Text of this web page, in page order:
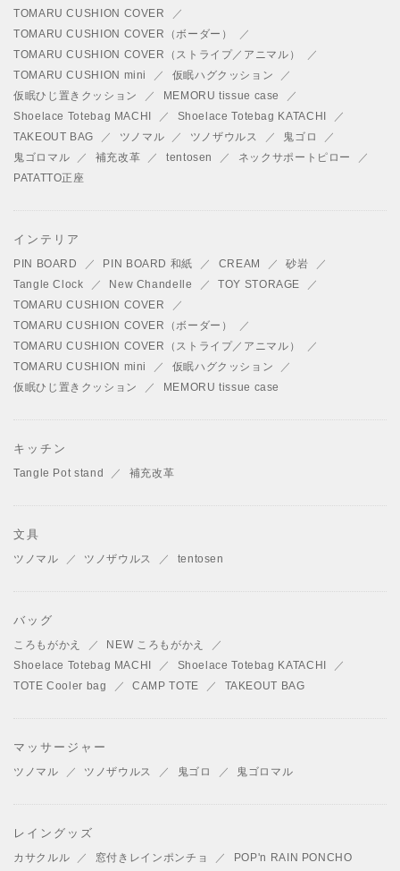
TOMARU CUSHION COVER
TOMARU CUSHION COVER（ボーダー）
TOMARU CUSHION COVER（ストライプ／アニマル）
TOMARU CUSHION mini
仮眠ハグクッション
仮眠ひじ置きクッション
MEMORU tissue case
Shoelace Totebag MACHI
Shoelace Totebag KATACHI
TAKEOUT BAG
ツノマル ツノザウルス
鬼ゴロ
鬼ゴロマル
補充改革 tentosen
ネックサポートピロー
PATATTO正座
インテリア
PIN BOARD PIN BOARD 和紙 CREAM
砂岩
Tangle Clock
New Chandelle
TOY STORAGE
TOMARU CUSHION COVER
TOMARU CUSHION COVER（ボーダー）
TOMARU CUSHION COVER（ストライプ／アニマル）
TOMARU CUSHION mini
仮眠ハグクッション
仮眠ひじ置きクッション
MEMORU tissue case
キッチン
Tangle Pot stand 補充改革
文具
ツノマル ツノザウルス tentosen
バッグ
ころもがかえ
NEW ころもがかえ
Shoelace Totebag MACHI
Shoelace Totebag KATACHI
TOTE Cooler bag
CAMP TOTE TAKEOUT BAG
マッサージャー
ツノマル ツノザウルス 鬼ゴロ 鬼ゴロマル
レイングッズ
カサクルル 窓付きレインポンチョ POP'n RAIN PONCHO